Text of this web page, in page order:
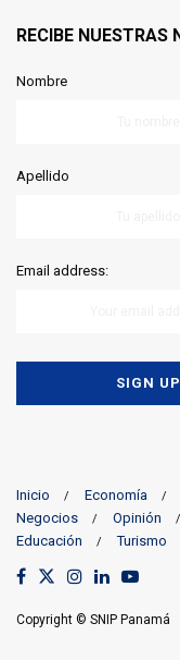
RECIBE NUESTRAS
Nombre
Apellido
Email address:
Inicio Economía
Negocios
Opinión
Educación
Turismo
Copyright © SNIP Panamá